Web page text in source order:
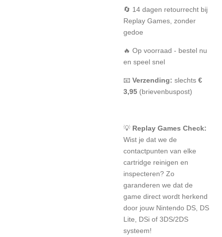
🔄 14 dagen retourrecht bij
Replay Games, zonder
gedoe
🔥 Op voorraad - bestel nu
en speel snel
📧 Verzending: slechts €
3,95 (brievenbuspost)
💡 Replay Games Check:
Wist je dat we de
contactpunten van elke
cartridge reinigen en
inspecteren? Zo
garanderen we dat de
game direct wordt herkend
door jouw Nintendo DS, DS
Lite, DSi of 3DS/2DS
systeem!